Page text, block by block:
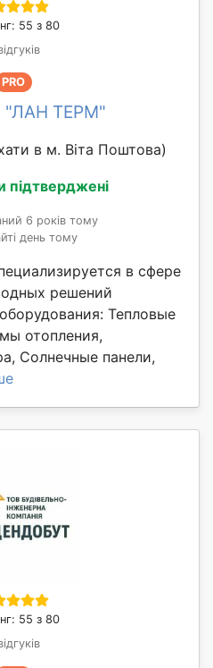
55 з 80
PRO
"ЛАН ТЕРМ"
в м. Віта Поштова)
підтверджені
6 років тому
день тому
в сфере
решений
Тепловые
отопления,
Солнечные панели,
55 з 80